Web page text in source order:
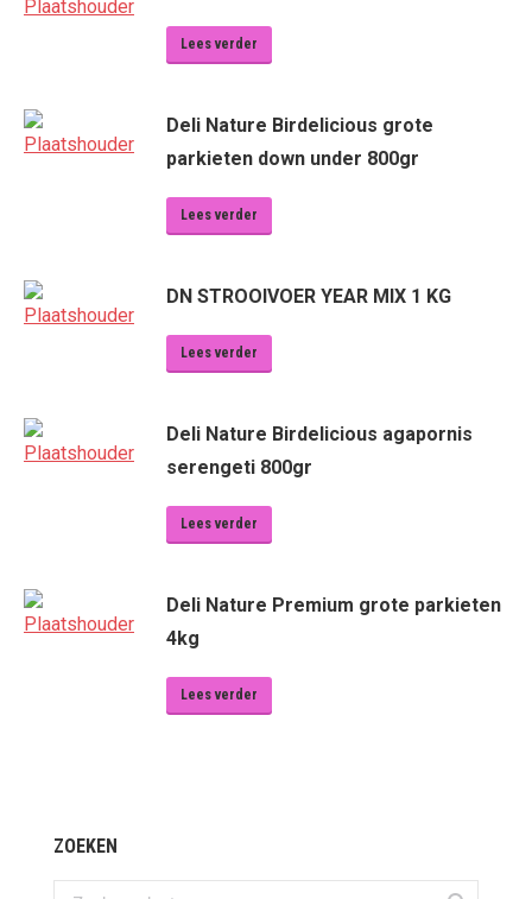
Lees verder
Deli Nature Birdelicious grote
parkieten down under 800gr
Lees verder
DN STROOIVOER YEAR MIX 1 KG
Lees verder
Deli Nature Birdelicious agapornis
serengeti 800gr
Lees verder
Deli Nature Premium grote parkieten
4kg
Lees verder
ZOEKEN